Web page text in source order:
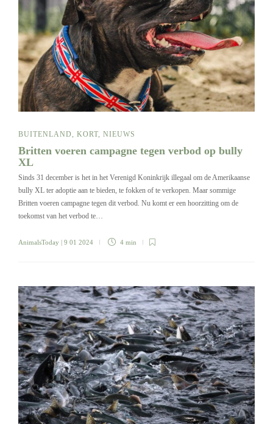
BUITENLAND KORT NIEUWS
Britten voeren campagne tegen verbod op bully
XL
Sinds 31 december is het in het Verenigd Koninkrijk illegaal om de Amerikaanse
bully XL ter adoptie aan te bieden, te fokken of te verkopen. Maar sommige
Britten voeren campagne tegen dit verbod. Nu komt er een hoorzitting om de
toekomst van het verbod te…
AnimalsToday | 9 01 2024 4 min